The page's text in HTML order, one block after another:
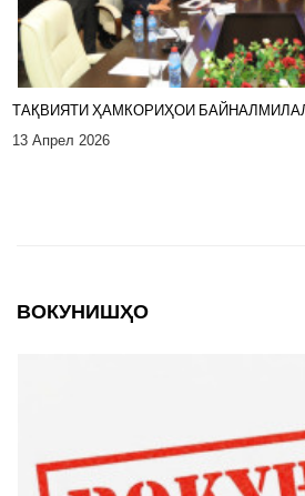
ТАҚВИЯТИ ҲАМКОРИҲОИ
13 Апрел 2026
ВОКУНИШҲО